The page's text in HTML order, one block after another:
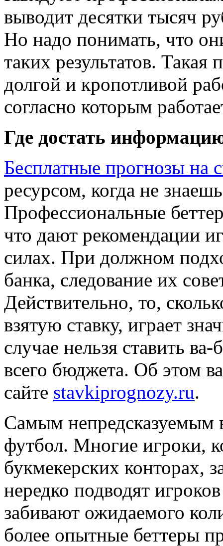
выводит десятки тысяч
Но надо понимать, что
таких результатов. Такая
долгой и кропотливой
согласно которым
Где достать
Бесплатные прогнозы на
ресурсом, когда не
Профессиональные
что дают рекомендации
силах. При должном
банка, следование их
Действительно, то,
взятую ставку, играет
случае нельзя ставить
всего бюджета. Об этом
сайте stavkiprognozy.ru.
Самым непредсказуемым
футбол. Многие игроки,
букмекерских конторах,
нередко подводят
забивают ожидаемого
более опытные беттеры